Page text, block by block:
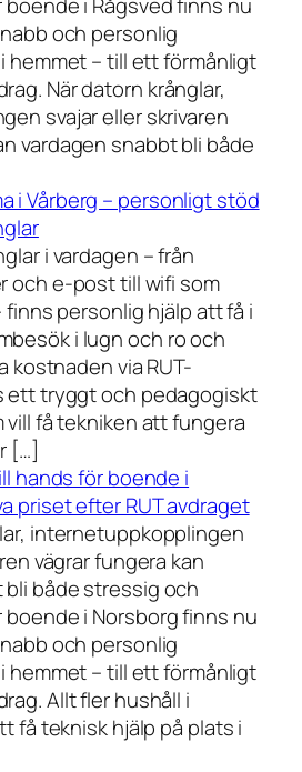
boende i Rågsved finns nu
och personlig
hemmet – till ett förmånligt
När datorn krånglar,
svajar eller skrivaren
vardagen snabbt bli både
i Vårberg – personligt stöd
i vardagen – från
och e-post till wifi som
finns personlig hjälp att få i
i lugn och ro och
kostnaden via RUT-
ett tryggt och pedagogiskt
få tekniken att fungera
[…]
hands för boende i
priset efter RUT avdraget
internetuppkopplingen
vägrar fungera kan
både stressig och
boende i Norsborg finns nu
och personlig
hemmet – till ett förmånligt
Allt fler hushåll i
få teknisk hjälp på plats i